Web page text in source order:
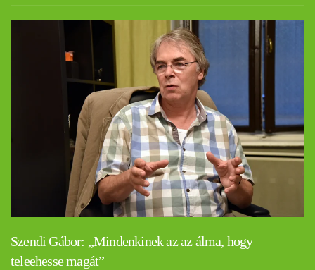
Szendi Gábor: „Mindenkinek az az álma, hogy
teleehesse magát”